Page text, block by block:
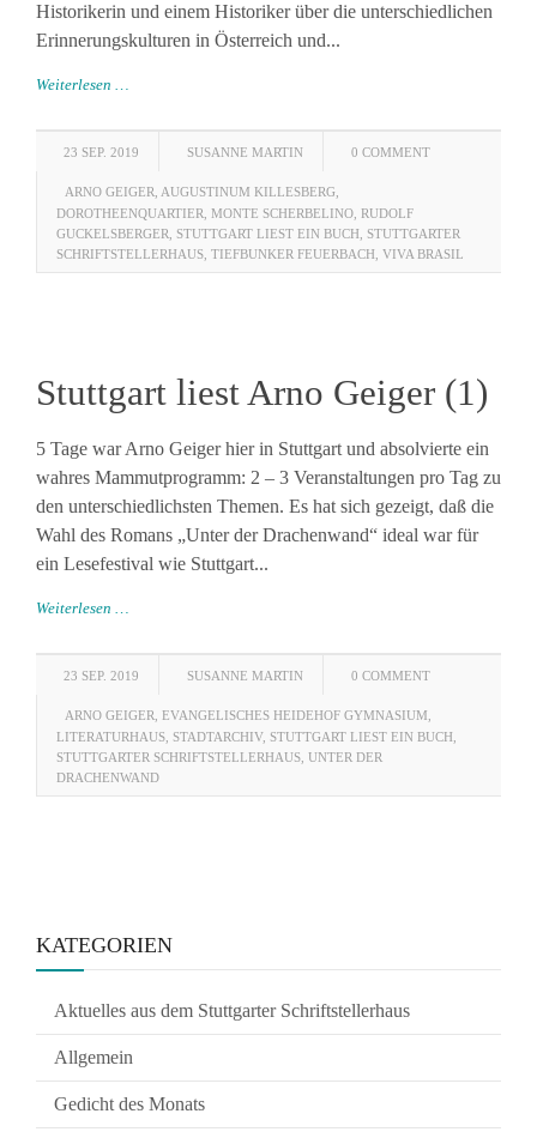
Historikerin und einem Historiker über die unterschiedlichen
Erinnerungskulturen in Österreich und...
Weiterlesen …
23 SEP. 2019 SUSANNE MARTIN 0 COMMENT
ARNO GEIGER AUGUSTINUM KILLESBERG
DOROTHEENQUARTIER MONTE SCHERBELINO RUDOLF
GUCKELSBERGER STUTTGART LIEST EIN BUCH STUTTGARTER
SCHRIFTSTELLERHAUS TIEFBUNKER FEUERBACH VIVA BRASIL
Stuttgart liest Arno Geiger (1)
5 Tage war Arno Geiger hier in Stuttgart und absolvierte ein
wahres Mammutprogramm: 2 – 3 Veranstaltungen pro Tag zu
den unterschiedlichsten Themen. Es hat sich gezeigt, daß die
Wahl des Romans „Unter der Drachenwand“ ideal war für
ein Lesefestival wie Stuttgart...
Weiterlesen …
23 SEP. 2019 SUSANNE MARTIN 0 COMMENT
ARNO GEIGER EVANGELISCHES HEIDEHOF GYMNASIUM
LITERATURHAUS STADTARCHIV, STUTTGART LIEST EIN BUCH
STUTTGARTER SCHRIFTSTELLERHAUS UNTER DER
DRACHENWAND
KATEGORIEN
Aktuelles aus dem Stuttgarter Schriftstellerhaus
Allgemein
Gedicht des Monats